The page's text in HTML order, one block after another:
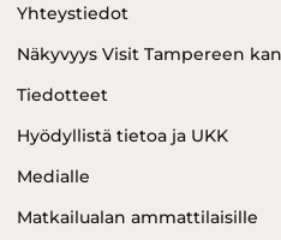
Yhteystiedot
Näkyvyys Visit Tampereen
Tiedotteet
Hyödyllistä tietoa ja UKK
Medialle
Matkailualan ammattilaisille